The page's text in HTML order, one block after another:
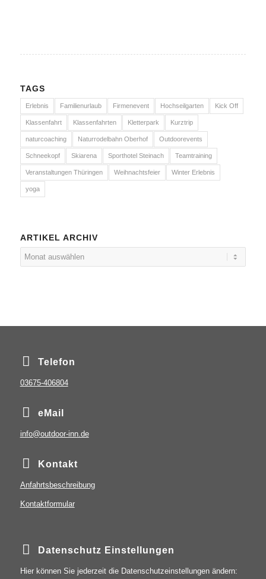
TAGS
Erlebnis Familienurlaub Firmenevent Hochseilgarten Kick Off
Klassenfahrt Klassenfahrten Kletterpark Kurztrip
naturcoaching Naturrodelbahn Oberhof Outdoorevents
Schneekopf Skiarena Sporthotel Steinach Teamtraining
Veranstaltungen Thüringen Weihnachtsfeier Winter Erlebnis
yoga
ARTIKEL ARCHIV
Telefon
03675-406804
eMail
info@outdoor-inn.de
Kontakt
Anfahrtsbeschreibung
Kontaktformular
Datenschutz Einstellungen
Hier können Sie jederzeit die Datenschutzeinstellungen ändern: